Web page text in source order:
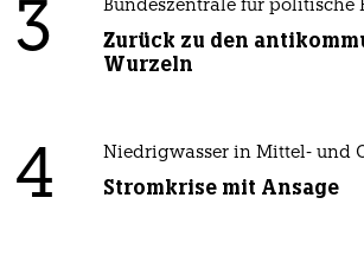
3 Bundeszentrale für politische
Zurück zu den
Wurzeln
4 Niedrigwasser in Mittel- und
Stromkrise mit Ansage